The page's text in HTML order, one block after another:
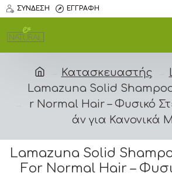
ΣΎΝΔΕΣΗ ΕΓΓΡΑΦΉ
Κατασκευαστής
Lamazuna Solid
r Normal Hair – Φυσικό
άν για Κανονικά
Lamazuna Solid
For Normal Hair –